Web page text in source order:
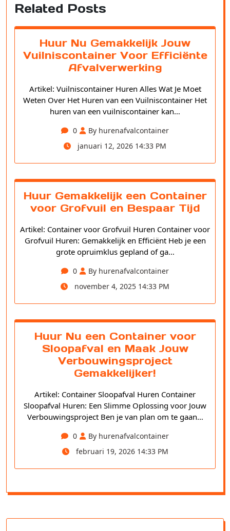
Related Posts
Huur Nu Gemakkelijk Jouw
Vuilniscontainer Voor Efficiënte
Afvalverwerking
Artikel: Vuilniscontainer Huren Alles Wat Je Moet
Weten Over Het Huren van een Vuilniscontainer Het
huren van een vuilniscontainer kan…
0
By hurenafvalcontainer
januari 12, 2026 14:33 PM
Huur Gemakkelijk een Container
voor Grofvuil en Bespaar Tijd
Artikel: Container voor Grofvuil Huren Container voor
Grofvuil Huren: Gemakkelijk en Efficiënt Heb je een
grote opruimklus gepland of ga…
0
By hurenafvalcontainer
november 4, 2025 14:33 PM
Huur Nu een Container voor
Sloopafval en Maak Jouw
Verbouwingsproject
Gemakkelijker!
Artikel: Container Sloopafval Huren Container
Sloopafval Huren: Een Slimme Oplossing voor Jouw
Verbouwingsproject Ben je van plan om te gaan…
0
By hurenafvalcontainer
februari 19, 2026 14:33 PM